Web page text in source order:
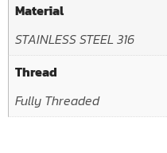
Material
STAINLESS STEEL 316
Thread
Fully Threaded